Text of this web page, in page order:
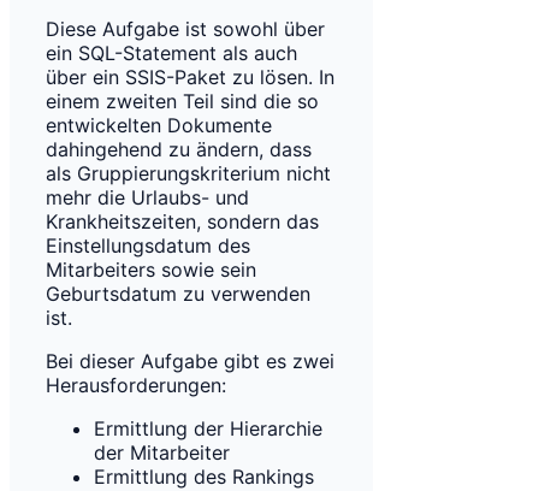
Diese Aufgabe ist sowohl über
ein SQL-Statement als auch
über ein SSIS-Paket zu lösen. In
einem zweiten Teil sind die so
entwickelten Dokumente
dahingehend zu ändern, dass
als Gruppierungskriterium nicht
mehr die Urlaubs- und
Krankheitszeiten, sondern das
Einstellungsdatum des
Mitarbeiters sowie sein
Geburtsdatum zu verwenden
ist.
Bei dieser Aufgabe gibt es zwei
Herausforderungen:
Ermittlung der Hierarchie
der Mitarbeiter
Ermittlung des Rankings